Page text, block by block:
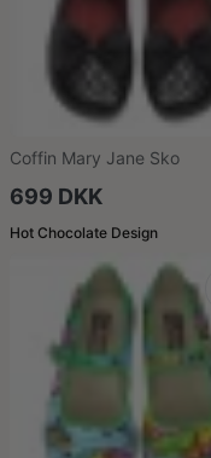
Coffin Mary Jane Sko
699 DKK
Hot Chocolate Design